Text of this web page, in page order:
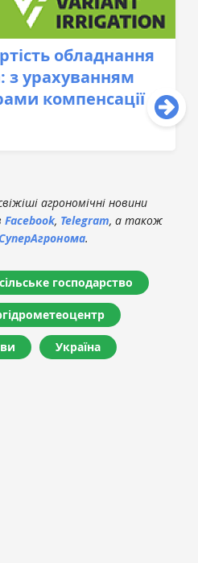
обладнання
урахуванням
компенсації
агрономічні новини
Facebook, Telegram, а також
.
сільське господарство
Україна